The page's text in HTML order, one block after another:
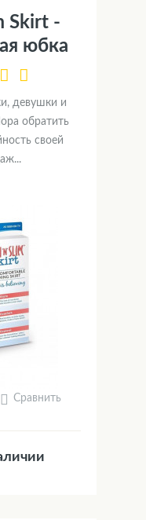
Skirt -
юбка
девушки и
обратить
своей
Сравнить